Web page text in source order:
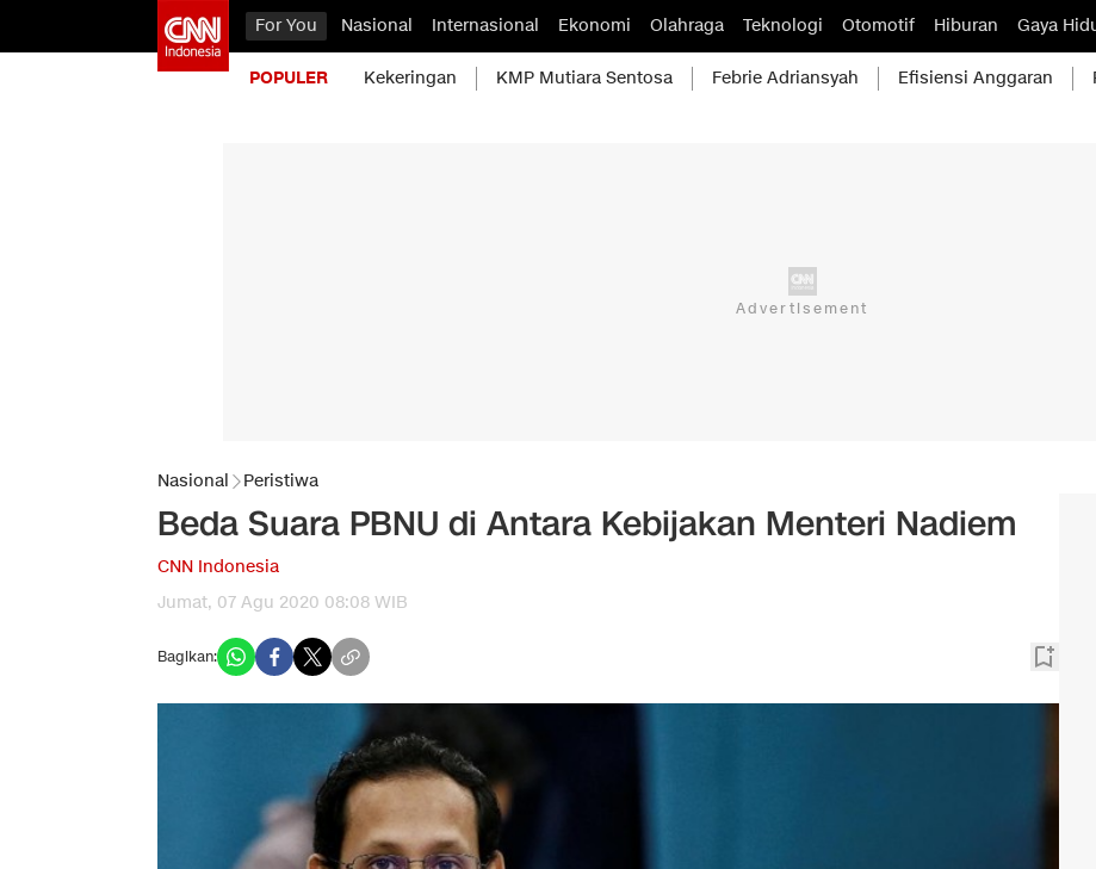
For You Nasional Internasional Ekonomi Olahraga Teknologi Otomotif Hiburan Gaya
POPULER Kekeringan KMP Mutiara Sentosa Febrie Adriansyah Efisiensi Anggaran
Nasional Peristiwa
Beda Suara PBNU di Antara Kebijakan Menteri Nadiem
CNN Indonesia
Jumat, 07 Agu 2020 08:08 WIB
Bagikan: